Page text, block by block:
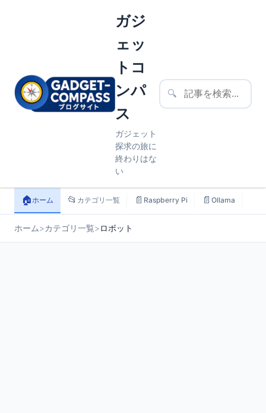
ガジ
ェッ
トコ
ンパ
ス
ガジェット
探求の旅に
終わりはな
い
🔍
🏠ホーム 📂 カテゴリ一覧 📄 Raspberry Pi 📄 Ollama
ホーム>カテゴリ一覧>ロボット